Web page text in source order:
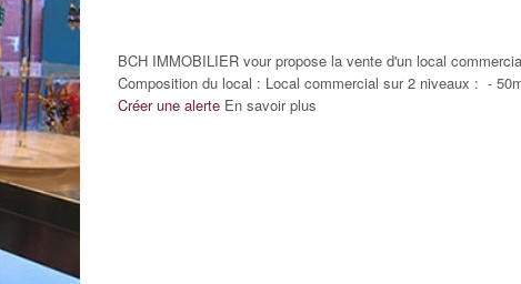
BCH IMMOBILIER vour propose la vente d'un local
Composition du local : Local commercial sur 2 niveaux : -
Créer une alerte En savoir plus